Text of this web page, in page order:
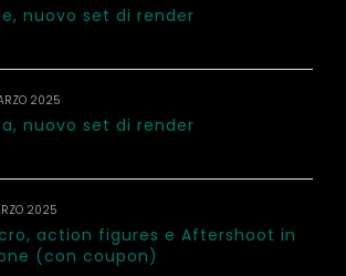
nuovo set di render
2025
nuovo set di render
2025
action figures e Aftershoot in
(con coupon)